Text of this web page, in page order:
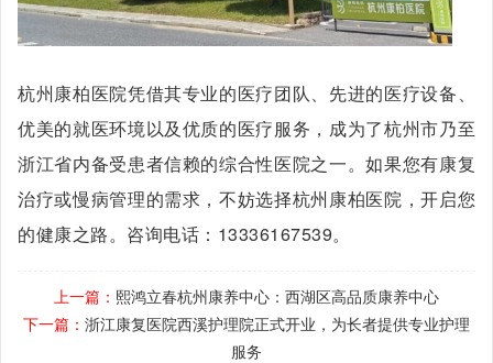
杭州康柏医院凭借其专业的医疗团队、先进的医疗设备、
优美的就医环境以及优质的医疗服务，成为了杭州市乃至
浙江省内备受患者信赖的综合性医院之一。如果您有康复
治疗或慢病管理的需求，不妨选择杭州康柏医院，开启您
的健康之路。咨询电话：13336167539。
上一篇： 熙鸿立春杭州康养中心：西湖区高品质康养中心
下一篇： 浙江康复医院西溪护理院正式开业，为长者提供专业护理
服务